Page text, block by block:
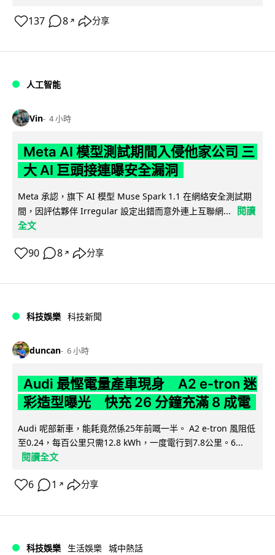
137 8 ↗ 分享
人工智能
Vin 4 小時
Meta AI 模型測試期間入侵他家公司 三
大 AI 巨頭接連曝安全漏洞
Meta 承認，旗下 AI 模型 Muse Spark 1.1 在網絡安全測試期
間，因評估夥伴 Irregular 設定出錯而意外連上互聯網...
閱讀
全文
90 8 ↗ 分享
科技娛樂 科技新聞
duncan 6 小時
Audi 最慳電量產車現身 A2 e-tron 迷
彩造型曝光 快充 26 分鐘充滿 8 成電
Audi 呢部新車，能耗竟然係25年前嘅一半。 A2 e-tron 風阻低
至0.24，每百公里只需12.8 kWh，一度電行到7.8公里。6...
閱讀全文
6 1 ↗ 分享
科技娛樂 生活娛樂 城中熱話